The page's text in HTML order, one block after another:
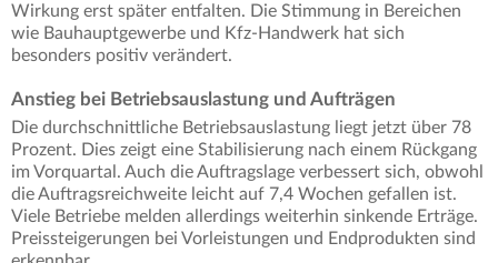
Wirkung erst später entfalten. Die Stimmung in Bereichen
wie Bauhauptgewerbe und Kfz-Handwerk hat sich
besonders positiv verändert.
Anstieg bei Betriebsauslastung und Aufträgen
Die durchschnittliche Betriebsauslastung liegt jetzt über 78
Prozent. Dies zeigt eine Stabilisierung nach einem Rückgang
im Vorquartal. Auch die Auftragslage verbessert sich, obwohl
die Auftragsreichweite leicht auf 7,4 Wochen gefallen ist.
Viele Betriebe melden allerdings weiterhin sinkende Erträge.
Preissteigerungen bei Vorleistungen und Endprodukten sind